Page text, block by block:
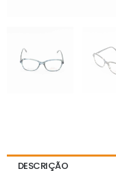
DESCRIÇÃO